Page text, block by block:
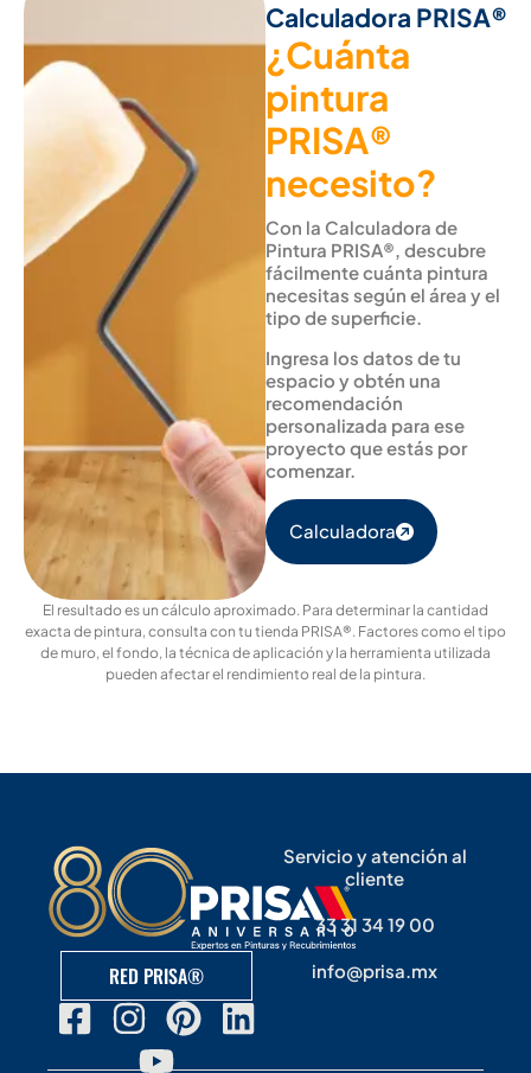
Calculadora PRISA®
¿Cuánta
pintura
PRISA®
necesito?
Con la Calculadora de
Pintura PRISA®, descubre
fácilmente cuánta pintura
necesitas según el área y el
tipo de superficie.
Ingresa los datos de tu
espacio y obtén una
recomendación
personalizada para ese
proyecto que estás por
comenzar.
Calculadora
El resultado es un cálculo aproximado. Para determinar la cantidad
exacta de pintura, consulta con tu tienda PRISA®. Factores como el tipo
de muro, el fondo, la técnica de aplicación y la herramienta utilizada
pueden afectar el rendimiento real de la pintura.
RED PRISA®
Servicio y atención al
cliente
33 31 34 19 00
info@prisa.mx